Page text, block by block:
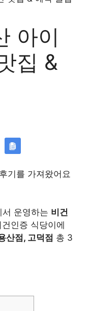
아이
집 &
기를 가져왔어요
서 운영하는 비건
인증 식당이에
산점, 고덕점 총 3